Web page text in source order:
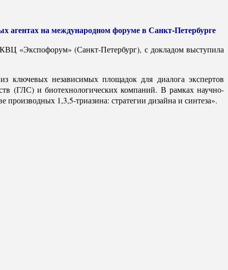
агентах на международном форуме в Санкт-Петербурге
«Экспофорум» (Санкт-Петербург), с докладом выступила
ключевых независимых площадок для диалога экспертов
(ГЛС) и биотехнологических компаний. В рамках научно-
1,3,5-триазина: стратегии дизайна и синтеза».